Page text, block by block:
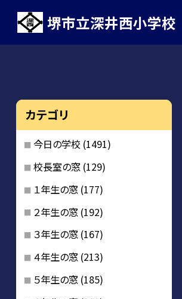
堺市立深井西小学校
カテゴリ
今日の学校 (1491)
校長室の窓 (129)
１年生の窓 (177)
２年生の窓 (192)
３年生の窓 (167)
４年生の窓 (213)
５年生の窓 (185)